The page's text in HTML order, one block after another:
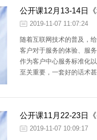
公开课12月13-14日
2019-11-07 11:07:24
随着互联网技术的普及，
客户对于服务的体验、服
作为客户中心服务标准化
至关重要，一套好的话术
公开课11月22-23日
2019-11-07 10:09:17